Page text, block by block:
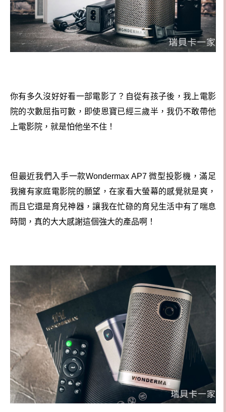
你有多久沒好好看一部電影了？自從有孩子後，我上電影
院的次數屈指可數，即使恩寶已經三歲半，我仍不敢帶他
上電影院，就是怕他坐不住！
但最近我們入手一款Wondermax AP7 微型投影機，滿足
我擁有家庭電影院的願望，在家看大螢幕的感覺就是爽，
而且它還是育兒神器，讓我在忙碌的育兒生活中有了喘息
時間，真的大大感謝這個強大的產品啊！